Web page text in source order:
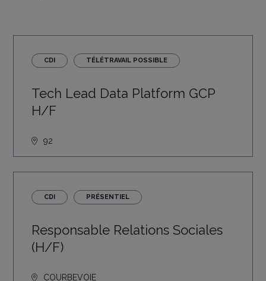
CDI TÉLÉTRAVAIL POSSIBLE
Tech Lead Data Platform GCP
H/F
92
CDI PRÉSENTIEL
Responsable Relations Sociales
(H/F)
COURBEVOIE